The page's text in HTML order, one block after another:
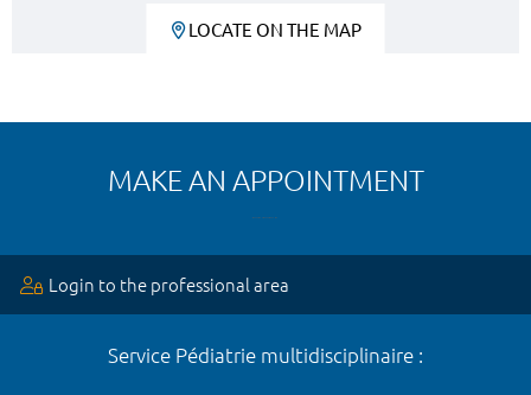
LOCATE ON THE MAP
MAKE AN APPOINTMENT
Login to the professional area
Service Pédiatrie multidisciplinaire :